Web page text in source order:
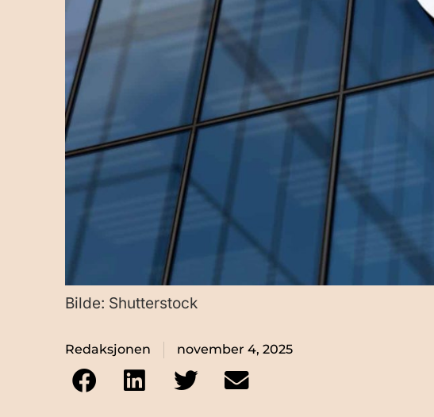
Bilde: Shutterstock
Redaksjonen november 4, 2025